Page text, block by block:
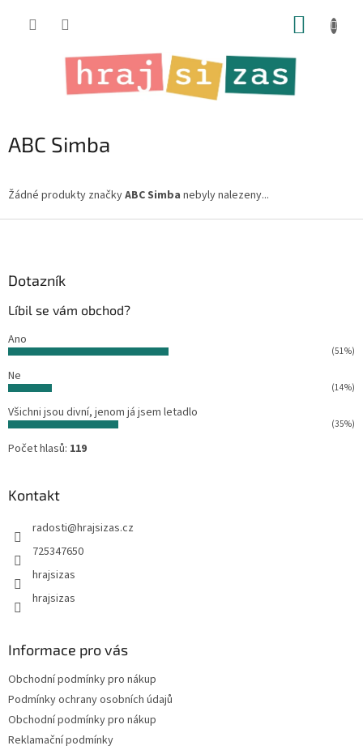
ABC Simba
Žádné produkty značkyABC Simba nebyly nalezeny...
Dotazník
Líbil se vám obchod?
Ano
(51%)
Ne
(14%)
Všichni jsou divní, jenom já jsem letadlo
(35%)
Počet hlasů: 119
Kontakt
radosti@hrajsizas.cz
725347650
hrajsizas
hrajsizas
Informace pro vás
Obchodní podmínky pro nákup
Podmínky ochrany osobních údajů
Obchodní podmínky pro nákup
Reklamační podmínky